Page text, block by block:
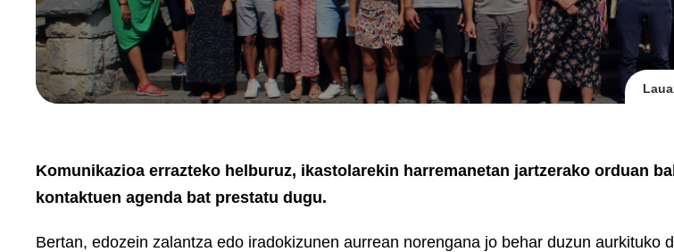
Komunikazioa errazteko helburuz, ikastolarekin harremanetan jartzerako orduan
kontaktuen agenda bat prestatu dugu.
Bertan, edozein zalantza edo iradokizunen aurrean norengana jo behar duzun aurkituko